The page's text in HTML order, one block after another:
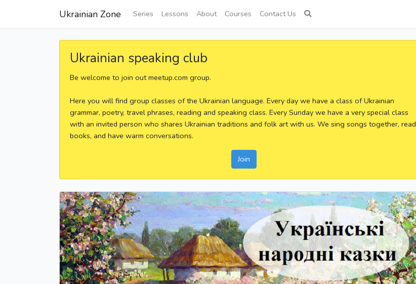
Ukrainian Zone Series Lessons About Courses Contact Us
Ukrainian speaking club
Be welcome to join out meetup.com group.
Here you will find group classes of the Ukrainian language. Every day we have a class of Ukrainian
grammar, poetry, travel phrases, reading and speaking class. Every Sunday we have a very special class
with an invited person who shares Ukrainian traditions and folk art with us. We sing songs together, read
books, and have warm conversations.
Join